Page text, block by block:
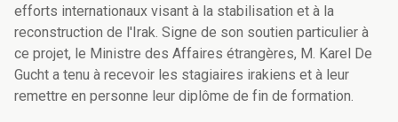
efforts internationaux visant à la stabilisation et à la
reconstruction de l'Irak. Signe de son soutien particulier à
ce projet, le Ministre des Affaires étrangères, M. Karel De
Gucht a tenu à recevoir les stagiaires irakiens et à leur
remettre en personne leur diplôme de fin de formation.